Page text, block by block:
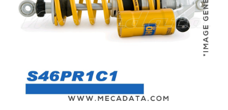
Sa marque...
Rechercher